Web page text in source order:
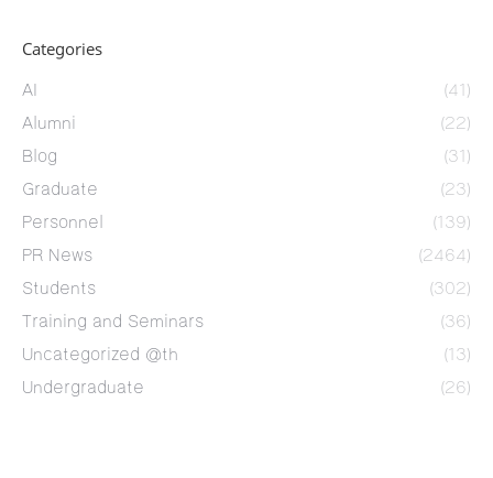
Categories
AI
(41)
Alumni
(22)
Blog
(31)
Graduate
(23)
Personnel
(139)
PR News
(2464)
Students
(302)
Training and Seminars
(36)
Uncategorized @th
(13)
Undergraduate
(26)